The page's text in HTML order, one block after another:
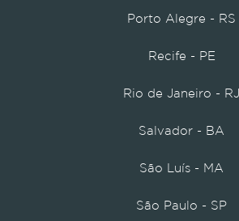
Porto Alegre - RS
Recife - PE
Rio de Janeiro - RJ
Salvador - BA
São Luís - MA
São Paulo - SP